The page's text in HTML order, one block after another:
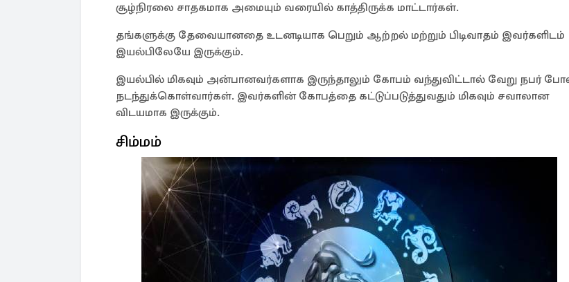
சூழ்நிரலை சாதகமாக அமையும் வரையில் காத்திருக்க மாட்டார்கள்.
தங்களுக்கு தேவையானதை உடனடியாக பெறும் ஆற்றல் மற்றும் பிடிவாதம் இவர்களிடம்
இயல்பிலேயே இருக்கும்.
இயல்பில் மிகவும் அன்பானவர்களாக இருந்தாலும் கோபம் வந்துவிட்டால் வேறு நபர்
நடந்துக்கொள்வார்கள். இவர்களின் கோபத்தை கட்டுப்படுத்துவதும் மிகவும் சவாலான
விடயமாக இருக்கும்.
சிம்மம்